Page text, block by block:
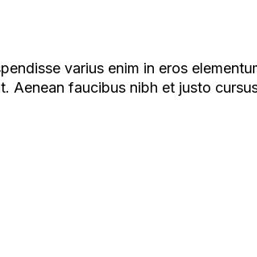
varius enim in eros
Aenean faucibus nibh et justo